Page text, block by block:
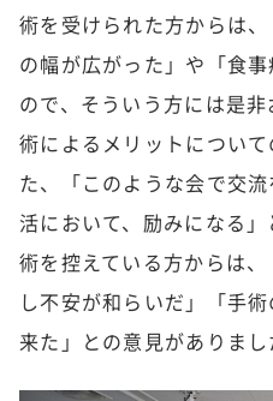
術を受けられた方からは
の幅が広がった」や「食
ので、そういう方には是
術によるメリットについ
た、「このような会で交
活において、励みになる
術を控えている方からは
し不安が和らいだ」「手
来た」との意見がありまし